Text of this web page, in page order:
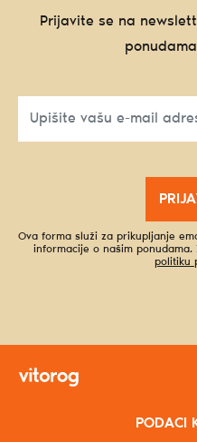
Prijavite se na
Ova forma služi za prikupljanje
informacije o našim
politiku
PODACI